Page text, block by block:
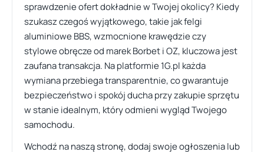
sprawdzenie ofert dokładnie w Twojej okolicy? Kiedy
szukasz czegoś wyjątkowego, takie jak felgi
aluminiowe BBS, wzmocnione krawędzie czy
stylowe obręcze od marek Borbet i OZ, kluczowa jest
zaufana transakcja. Na platformie 1G.pl każda
wymiana przebiega transparentnie, co gwarantuje
bezpieczeństwo i spokój ducha przy zakupie sprzętu
w stanie idealnym, który odmieni wygląd Twojego
samochodu.
Wchodź na naszą stronę, dodaj swoje ogłoszenia lub